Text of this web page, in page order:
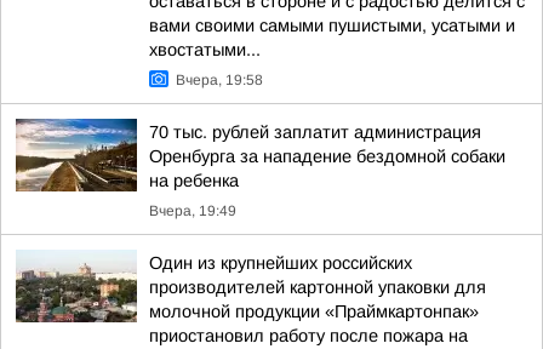
вами своими самыми пушистыми, усатыми и
хвостатыми...
Вчера, 19:58
70 тыс. рублей заплатит администрация
Оренбурга за нападение бездомной собаки
на ребенка
Вчера, 19:49
Один из крупнейших российских
производителей картонной упаковки для
молочной продукции «Праймкартонпак»
приостановил работу после пожара на